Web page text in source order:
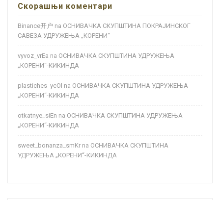
Скорашњи коментари
Binance开户 na ОСНИВАЧКА СКУПШТИНА ПОКРАЈИНСКОГ
САВЕЗА УДРУЖЕЊА „КОРЕНИ“
vyvoz_vrEa na ОСНИВАЧКА СКУПШТИНА УДРУЖЕЊА
„КОРЕНИ“-КИКИНДА
plastiches_ycOl na ОСНИВАЧКА СКУПШТИНА УДРУЖЕЊА
„КОРЕНИ“-КИКИНДА
otkatnye_siEn na ОСНИВАЧКА СКУПШТИНА УДРУЖЕЊА
„КОРЕНИ“-КИКИНДА
sweet_bonanza_smKr na ОСНИВАЧКА СКУПШТИНА
УДРУЖЕЊА „КОРЕНИ“-КИКИНДА